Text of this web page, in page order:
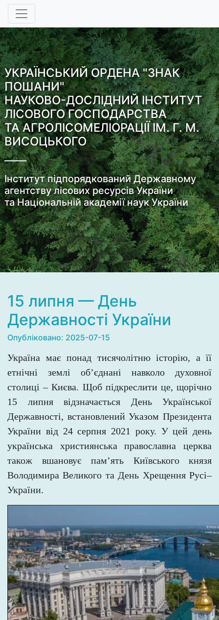
УКРАЇНСЬКИЙ ОРДЕНА "ЗНАК
ПОШАНИ"
НАУКОВО-ДОСЛІДНИЙ ІНСТИТУТ
ЛІСОВОГО ГОСПОДАРСТВА
ТА АГРОЛІСОМЕЛІОРАЦІЇ ІМ. Г. М.
ВИСОЦЬКОГО
Інститут підпорядкований Державному
агентству лісових ресурсів України
та Національній академії наук України
15 липня — День
Державності України
Опубліковано: 2025-07-15
Україна має понад тисячолітню історію, а її
етнічні землі об’єднані навколо духовної
столиці – Києва. Щоб підкреслити це, щорічно
15 липня відзначається День Української
Державності, встановлений Указом Президента
України від 24 серпня 2021 року. У цей день
українська християнська православна церква
також вшановує пам’ять Київського князя
Володимира Великого та День Хрещення Русі–
України.